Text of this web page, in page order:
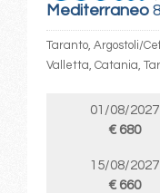
Mediterraneo
Taranto, Argostoli/
Valletta, Catania,
01/08/2027
€ 680
15/08/2027
€ 660